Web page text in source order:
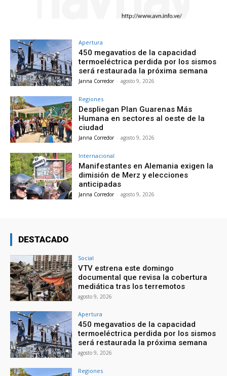
Apertura
450 megavatios de la capacidad
termoeléctrica perdida por los sismos
será restaurada la próxima semana
Janna Corredor - agosto 9, 2026
Regiones
Despliegan Plan Guarenas Más
Humana en sectores al oeste de la
ciudad
Janna Corredor - agosto 9, 2026
Internacional
Manifestantes en Alemania exigen la
dimisión de Merz y elecciones
anticipadas
Janna Corredor - agosto 9, 2026
DESTACADO
Social
VTV estrena este domingo
documental que revisa la cobertura
mediática tras los terremotos
agosto 9, 2026
Apertura
450 megavatios de la capacidad
termoeléctrica perdida por los sismos
será restaurada la próxima semana
agosto 9, 2026
Regiones